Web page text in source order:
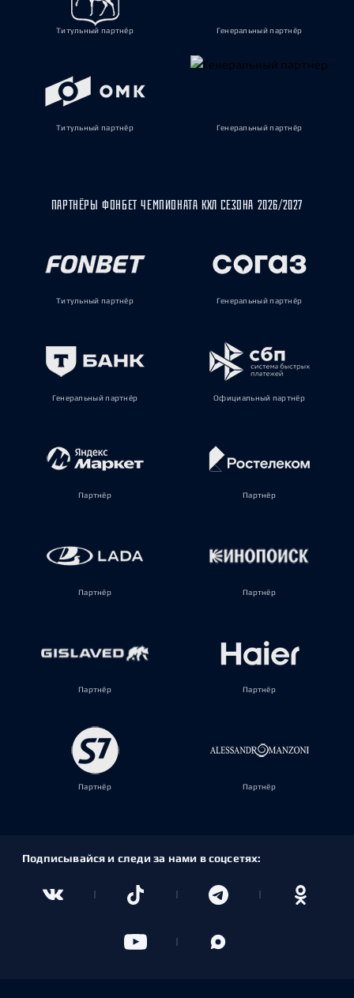
Титульный партнёр Генеральный партнёр
Титульный партнёр Генеральный партнёр
ПАРТНЁРЫ ФОНБЕТ ЧЕМПИОНАТА КХЛ СЕЗОНА 2026/2027
Титульный партнёр Генеральный партнёр
Генеральный партнёр Официальный партнёр
Партнёр Партнёр
Партнёр Партнёр
Партнёр Партнёр
Партнёр Партнёр
Подписывайся и следи за нами в соцсетях: